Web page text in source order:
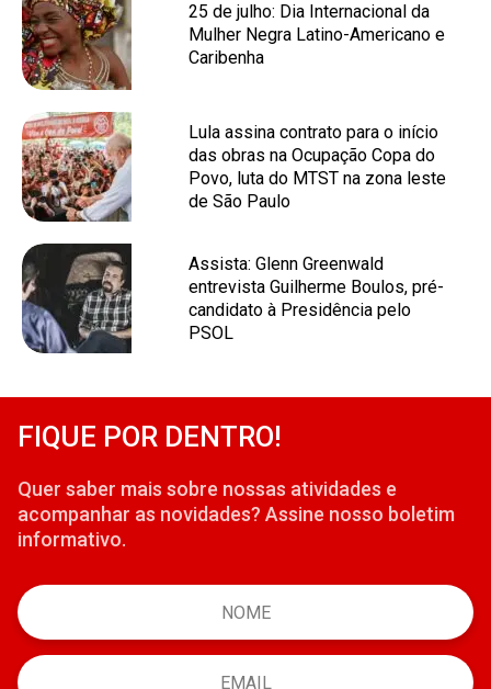
25 de julho: Dia Internacional da
Mulher Negra Latino-Americano e
Caribenha
Lula assina contrato para o início
das obras na Ocupação Copa do
Povo, luta do MTST na zona leste
de São Paulo
Assista: Glenn Greenwald
entrevista Guilherme Boulos, pré-
candidato à Presidência pelo
PSOL
FIQUE POR DENTRO!
Quer saber mais sobre nossas atividades e
acompanhar as novidades? Assine nosso boletim
informativo.